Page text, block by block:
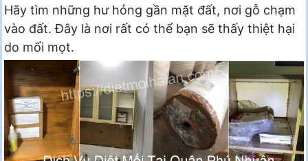
Hãy tìm những hư hỏng gần mặt đất, nơi gỗ chạm
vào đất. Đây là nơi rất có thể bạn sẽ thấy thiệt hại
do mối mọt.